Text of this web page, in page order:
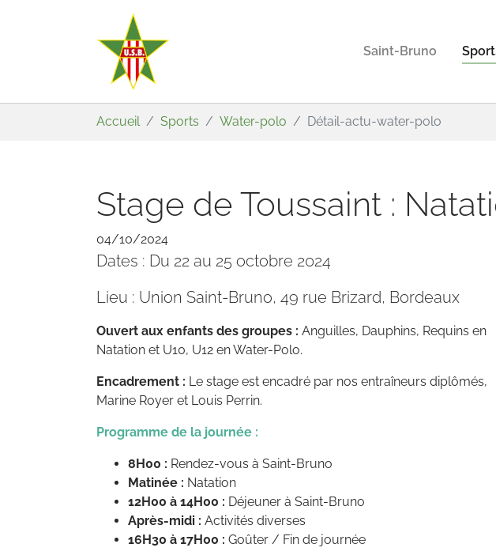
Saint-Bruno
Accueil Sports Water-polo Détail-actu-water-polo
Stage de Toussaint :
04/10/2024
Dates : Du 22 au 25 octobre 2024
Lieu : Union Saint-Bruno, 49 rue Brizard, Bordeaux
Ouvert aux enfants des groupes : Anguilles, Dauphins, Requins en
Natation et U10, U12 en Water-Polo.
Encadrement : Le stage est encadré par nos entraîneurs diplômés,
Marine Royer et Louis Perrin.
Programme de la journée :
8H00 : Rendez-vous à Saint-Bruno
Matinée : Natation
12H00 à 14H00 : Déjeuner à Saint-Bruno
Après-midi : Activités diverses
16H30 à 17H00 : Goûter / Fin de journée